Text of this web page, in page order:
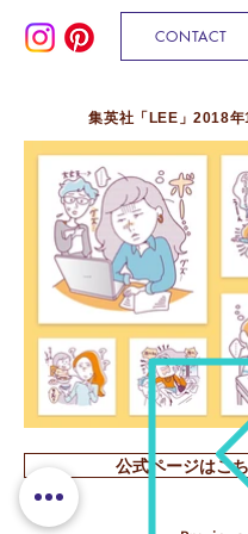
CONTACT
集英社「LEE」2018年
公式ページはこ